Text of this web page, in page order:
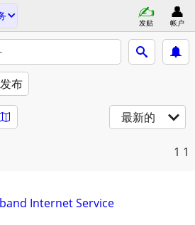
发贴 帐户
布
最新的
1 1
Internet Service